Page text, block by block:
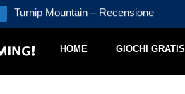
Turnip Mountain – Recensione
HOME GIOCHI GRATIS